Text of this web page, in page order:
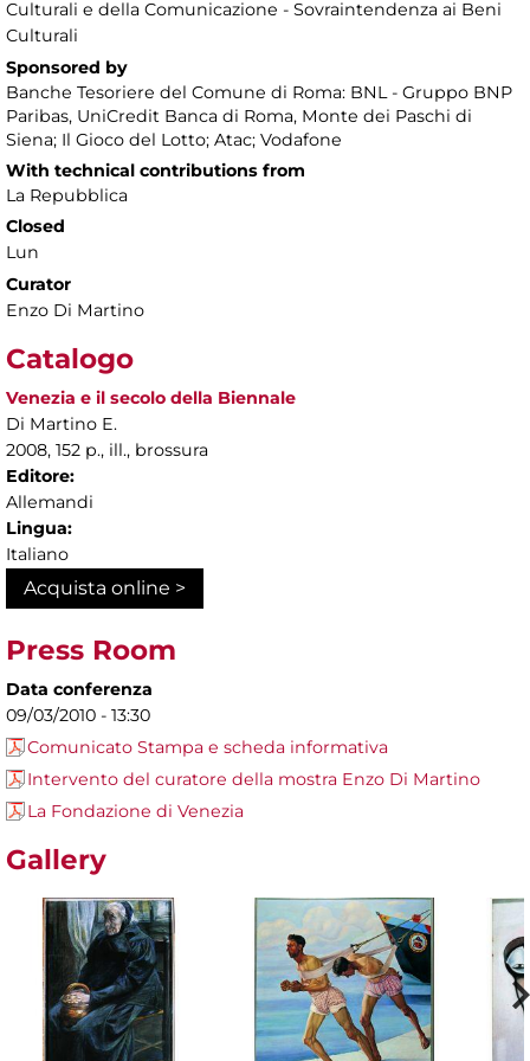
Culturali e della Comunicazione - Sovraintendenza ai Beni
Culturali
Sponsored by
Banche Tesoriere del Comune di Roma: BNL - Gruppo BNP
Paribas, UniCredit Banca di Roma, Monte dei Paschi di
Siena; Il Gioco del Lotto; Atac; Vodafone
With technical contributions from
La Repubblica
Closed
Lun
Curator
Enzo Di Martino
Catalogo
Venezia e il secolo della Biennale
Di Martino E.
2008, 152 p., ill., brossura
Editore:
Allemandi
Lingua:
Italiano
Acquista online >
Press Room
Data conferenza
09/03/2010 - 13:30
Comunicato Stampa e scheda informativa
Intervento del curatore della mostra Enzo Di Martino
La Fondazione di Venezia
Gallery